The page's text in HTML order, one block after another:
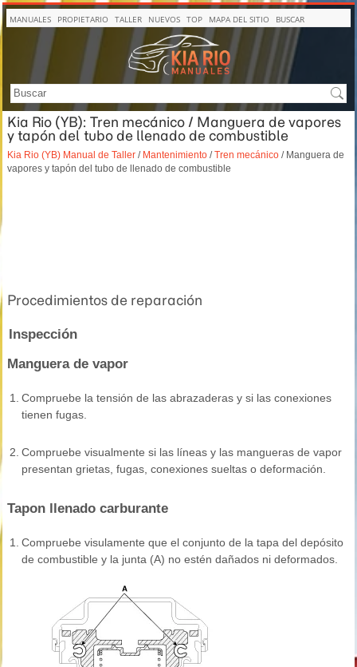
MANUALES PROPIETARIO TALLER NUEVOS TOP MAPA DEL SITIO BUSCAR
Kia Rio (YB): Tren mecánico / Manguera de vapores
y tapón del tubo de llenado de combustible
Kia Rio (YB) Manual de Taller / Mantenimiento /Tren mecánico / Manguera de
vapores y tapón del tubo de llenado de combustible
Procedimientos de reparación
Inspección
Manguera de vapor
1.
Compruebe la tensión de las abrazaderas y si las conexiones
tienen fugas.
2. Compruebe visualmente si las líneas y las mangueras de vapor
presentan grietas, fugas, conexiones sueltas o deformación.
Tapon llenado carburante
1.
Compruebe visulamente que el conjunto de la tapa del depósito
de combustible y la junta (A) no estén dañados ni deformados.